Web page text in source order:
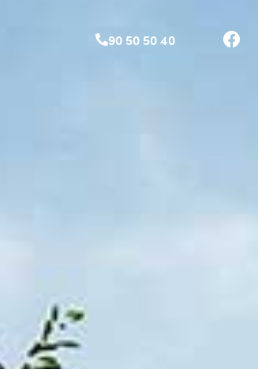
90 50 50 40